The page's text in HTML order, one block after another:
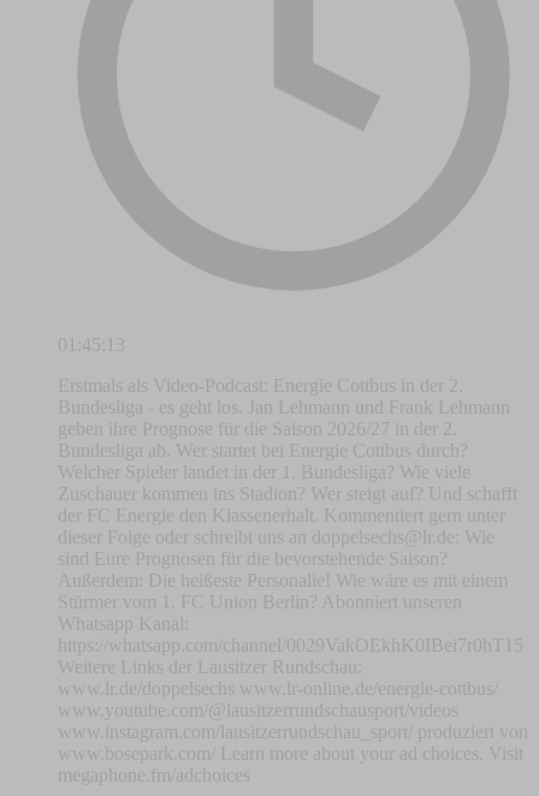
01:45:13
Erstmals als Video-Podcast: Energie Cottbus in der 2.
Bundesliga - es geht los. Jan Lehmann und Frank Lehmann
geben ihre Prognose für die Saison 2026/27 in der 2.
Bundesliga ab. Wer startet bei Energie Cottbus durch?
Welcher Spieler landet in der 1. Bundesliga? Wie viele
Zuschauer kommen ins Stadion? Wer steigt auf? Und schafft
der FC Energie den Klassenerhalt. Kommentiert gern unter
dieser Folge oder schreibt uns an doppelsechs@lr.de : Wie
sind Eure Prognosen für die bevorstehende Saison?
Außerdem: Die heißeste Personalie! Wie wäre es mit einem
Stürmer vom 1. FC Union Berlin? Abonniert unseren
Whatsapp Kanal:
https://whatsapp.com/channel/0029VakOEkhK0IBei7r0hT15
Weitere Links der Lausitzer Rundschau:
www.lr.de/doppelsechs www.lr-online.de/energie-cottbus/
www.youtube.com/@lausitzerrundschausport/videos
www.instagram.com/lausitzerrundschau_sport/ produziert von
www.bosepark.com/ Learn more about your ad choices. Visit
megaphone.fm/adchoices